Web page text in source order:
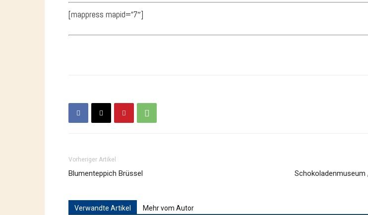
[mappress mapid=“7″]
Vorheriger Artikel
Blumenteppich Brüssel Schokoladenmuseum
Verwandte Artikel Mehr vom Autor